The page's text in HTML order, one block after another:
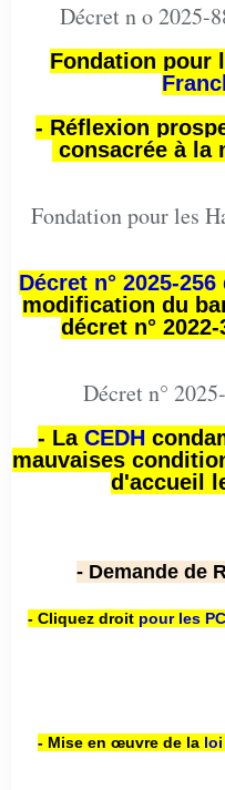
Décret n o 2025-
Fondation pour
- Réflexion
consacrée à la
Fondation pour les
Décret n° 2025-
modification du
décret n°
Décret n°
- La CEDH
mauvaises
d'accueil
- Demande de
- Cliquez droit pour les PC
- Mise en œuvre de la loi